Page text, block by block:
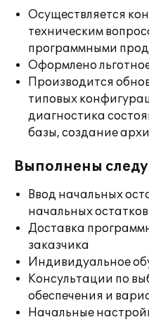
Осуществляется
техническим
программными
Оформлено
Производится
типовых
диагностика
базы, создание
Выполнены
Ввод начальных
начальных остатков
Доставка
заказчика
Индивидуальное
Консультации по
обеспечения и
Начальные